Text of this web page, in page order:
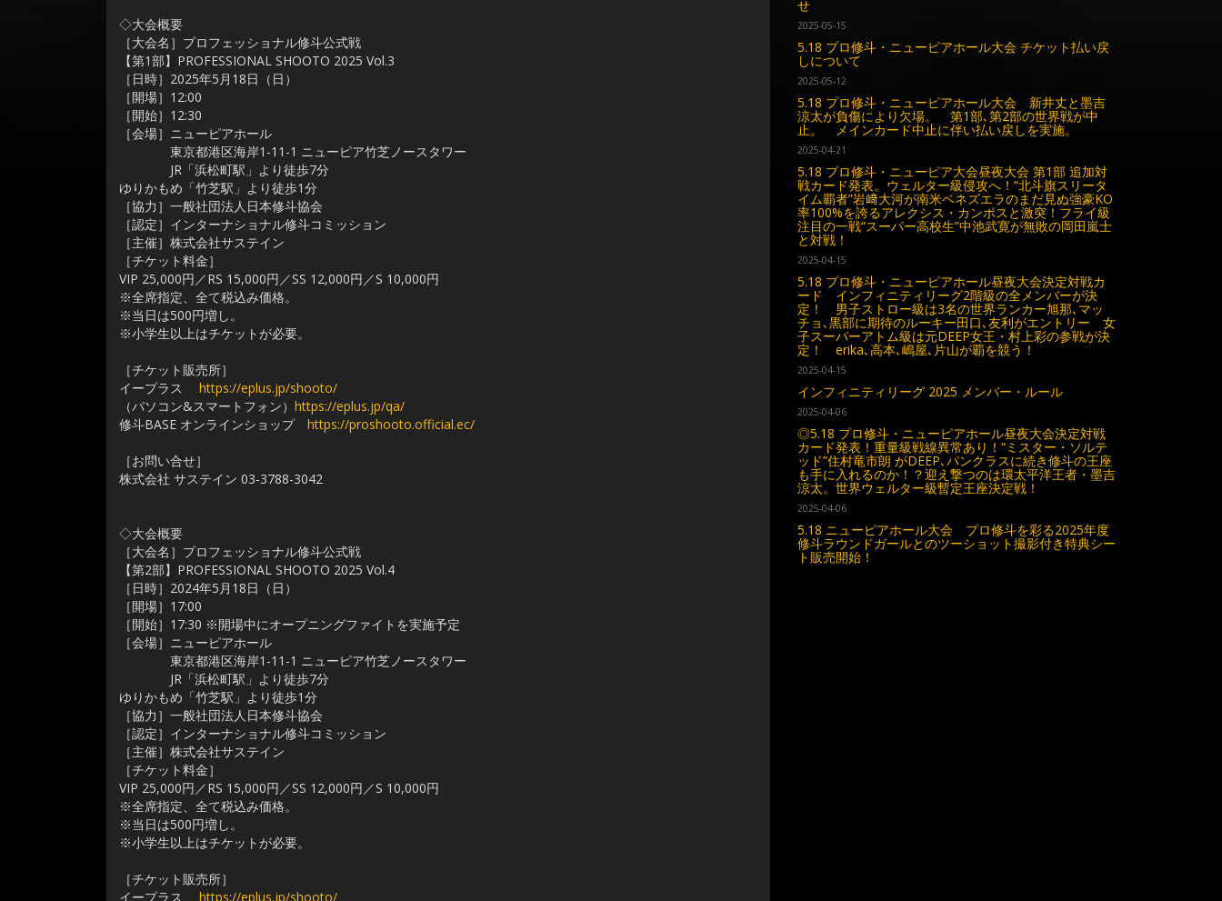
◇大会概要
［大会名］プロフェッショナル修斗公式戦
【第1部】PROFESSIONAL SHOOTO 2025 Vol.3
［日時］2025年5月18日（日）
［開場］12:00
［開始］12:30
［会場］ニューピアホール
東京都港区海岸1-11-1 ニューピア竹芝ノースタワー
JR「浜松町駅」より徒歩7分
ゆりかもめ「竹芝駅」より徒歩1分
［協力］一般社団法人日本修斗協会
［認定］インターナショナル修斗コミッション
［主催］株式会社サステイン
［チケット料金］
VIP 25,000円／RS 15,000円／SS 12,000円／S 10,000円
※全席指定、全て税込み価格。
※当日は500円増し。
※小学生以上はチケットが必要。
［チケット販売所］
イープラス https://eplus.jp/shooto/
（パソコン&スマートフォン） https://eplus.jp/qa/
修斗BASE オンラインショップ https://proshooto.official.ec/
［お問い合せ］
株式会社 サステイン 03-3788-3042
◇大会概要
［大会名］プロフェッショナル修斗公式戦
【第2部】PROFESSIONAL SHOOTO 2025 Vol.4
［日時］2024年5月18日（日）
［開場］17:00
［開始］17:30 ※開場中にオープニングファイトを実施予定
［会場］ニューピアホール
東京都港区海岸1-11-1 ニューピア竹芝ノースタワー
JR「浜松町駅」より徒歩7分
ゆりかもめ「竹芝駅」より徒歩1分
［協力］一般社団法人日本修斗協会
［認定］インターナショナル修斗コミッション
［主催］株式会社サステイン
［チケット料金］
VIP 25,000円／RS 15,000円／SS 12,000円／S 10,000円
※全席指定、全て税込み価格。
※当日は500円増し。
※小学生以上はチケットが必要。
［チケット販売所］
イープラス https://eplus.jp/shooto/
せ
2025-05-15
5.18 プロ修斗・ニューピアホール大会 チケット払い戻
しについて
2025-05-12
5.18 プロ修斗・ニューピアホール大会 新井丈と墨吉
涼太が負傷により欠場。 第1部､第2部の世界戦が中
止。 メインカード中止に伴い払い戻しを実施。
2025-04-21
5.18 プロ修斗・ニューピア大会昼夜大会 第1部 追加対
戦カード発表。ウェルター級侵攻へ！“北斗旗スリータ
イム覇者”岩﨑大河が南米ベネズエラのまだ見ぬ強豪KO
率100%を誇るアレクシス・カンポスと激突！フライ級
注目の一戦“スーパー高校生”中池武寛が無敗の岡田嵐士
と対戦！
2025-04-15
5.18 プロ修斗・ニューピアホール昼夜大会決定対戦カ
ード インフィニティリーグ2階級の全メンバーが決
定！ 男子ストロー級は3名の世界ランカー旭那､マッ
チョ､黒部に期待のルーキー田口､友利がエントリー 女
子スーパーアトム級は元DEEP女王・村上彩の参戦が決
定！ erika､高本､嶋屋､片山が覇を競う！
2025-04-15
インフィニティリーグ 2025 メンバー・ルール
2025-04-06
◎5.18 プロ修斗・ニューピアホール昼夜大会決定対戦
カード発表！重量級戦線異常あり！“ミスター・ソルテ
ッド”住村竜市朗 がDEEP､パンクラスに続き修斗の王座
も手に入れるのか！？迎え撃つのは環太平洋王者・墨吉
涼太。世界ウェルター級暫定王座決定戦！
2025-04-06
5.18 ニューピアホール大会 プロ修斗を彩る2025年度
修斗ラウンドガールとのツーショット撮影付き特典シー
ト販売開始！